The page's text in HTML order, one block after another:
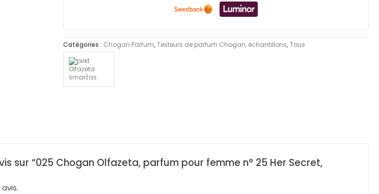
Catégories : Chogan Parfum,Testeurs de parfum Chogan, échantillons,Tous
sur “025 Chogan Olfazeta, parfum pour femme n° 25 Her Secret,